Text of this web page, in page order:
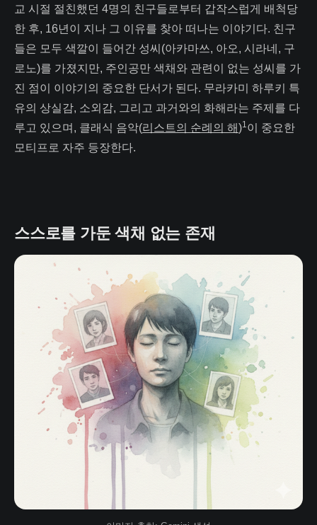
교 시절 절친했던 4명의 친구들로부터 갑작스럽게 배척당
한 후, 16년이 지나 그 이유를 찾아 떠나는 이야기다. 친구
들은 모두 색깔이 들어간 성씨(아카마쓰, 아오, 시라네, 구
로노)를 가졌지만, 주인공만 색채와 관련이 없는 성씨를 가
진 점이 이야기의 중요한 단서가 된다. 무라카미 하루키 특
유의 상실감, 소외감, 그리고 과거와의 화해라는 주제를 다
루고 있으며, 클래식 음악(리스트의 순례의 해)1이 중요한
모티프로 자주 등장한다.
스스로를 가둔 색채 없는 존재